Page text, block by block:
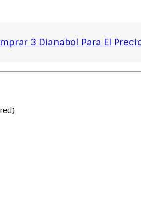
3 Dianabol Para El